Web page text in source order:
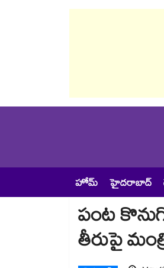
హోమ్ హైదరాబాద్
పంట
తీరుపై